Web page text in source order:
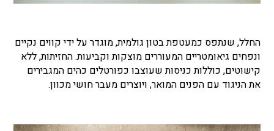
החלל, שנתפס כמעטפת בטון גולמית, מוגדר על ידי קווים נקיים
ונפחים גיאומטריים המעוררים מוצקות וקביעות. החזיתות, ללא
קישוטים, כוללות כניסות שעוצבו כפורטלים כהים המגבירים
את הניגוד עם הפנים המואר, ויוצרים מעבר חושי מכוון.